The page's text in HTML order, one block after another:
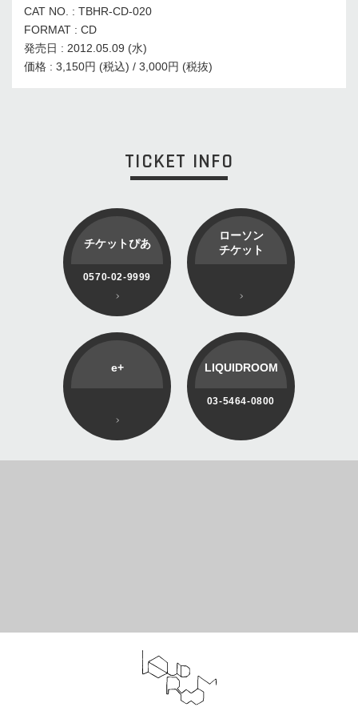
CAT NO. : TBHR-CD-020
FORMAT : CD
発売日 : 2012.05.09 (水)
価格 : 3,150円 (税込) / 3,000円 (税抜)
TICKET INFO
チケットぴあ
0570-02-9999
ローソン
チケット
e+ LIQUIDROOM
03-5464-0800